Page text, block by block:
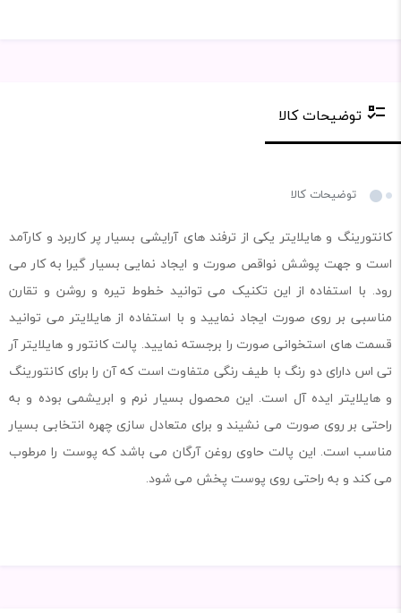
توضیحات کالا
توضیحات کالا
کانتورینگ و هایلایتر یکی از ترفند های آرایشی بسیار پر کاربرد و کارآمد
است و جهت پوشش نواقص صورت و ایجاد نمایی بسیار گیرا به کار می
رود. با استفاده از این تکنیک می توانید خطوط تیره و روشن و تقارن
مناسبی بر روی صورت ایجاد نمایید و با استفاده از هایلایتر می توانید
قسمت های استخوانی صورت را برجسته نمایید. پالت کانتور و هایلایتر آر
تی اس دارای دو رنگ با طیف رنگی متفاوت است که آن را برای کانتورینگ
و هایلایتر ایده آل است. این محصول بسیار نرم و ابریشمی بوده و به
راحتی بر روی صورت می نشیند و برای متعادل سازی چهره انتخابی بسیار
مناسب است. این پالت حاوی روغن آرگان می باشد که پوست را مرطوب
می کند و به راحتی روی پوست پخش می شود.